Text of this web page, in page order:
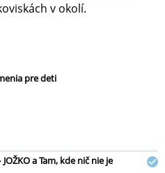
v okolí.
pre deti
a Tam, kde nič nie je